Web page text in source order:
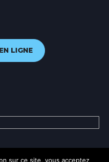
LIGNE
sur ce site, vous acceptez